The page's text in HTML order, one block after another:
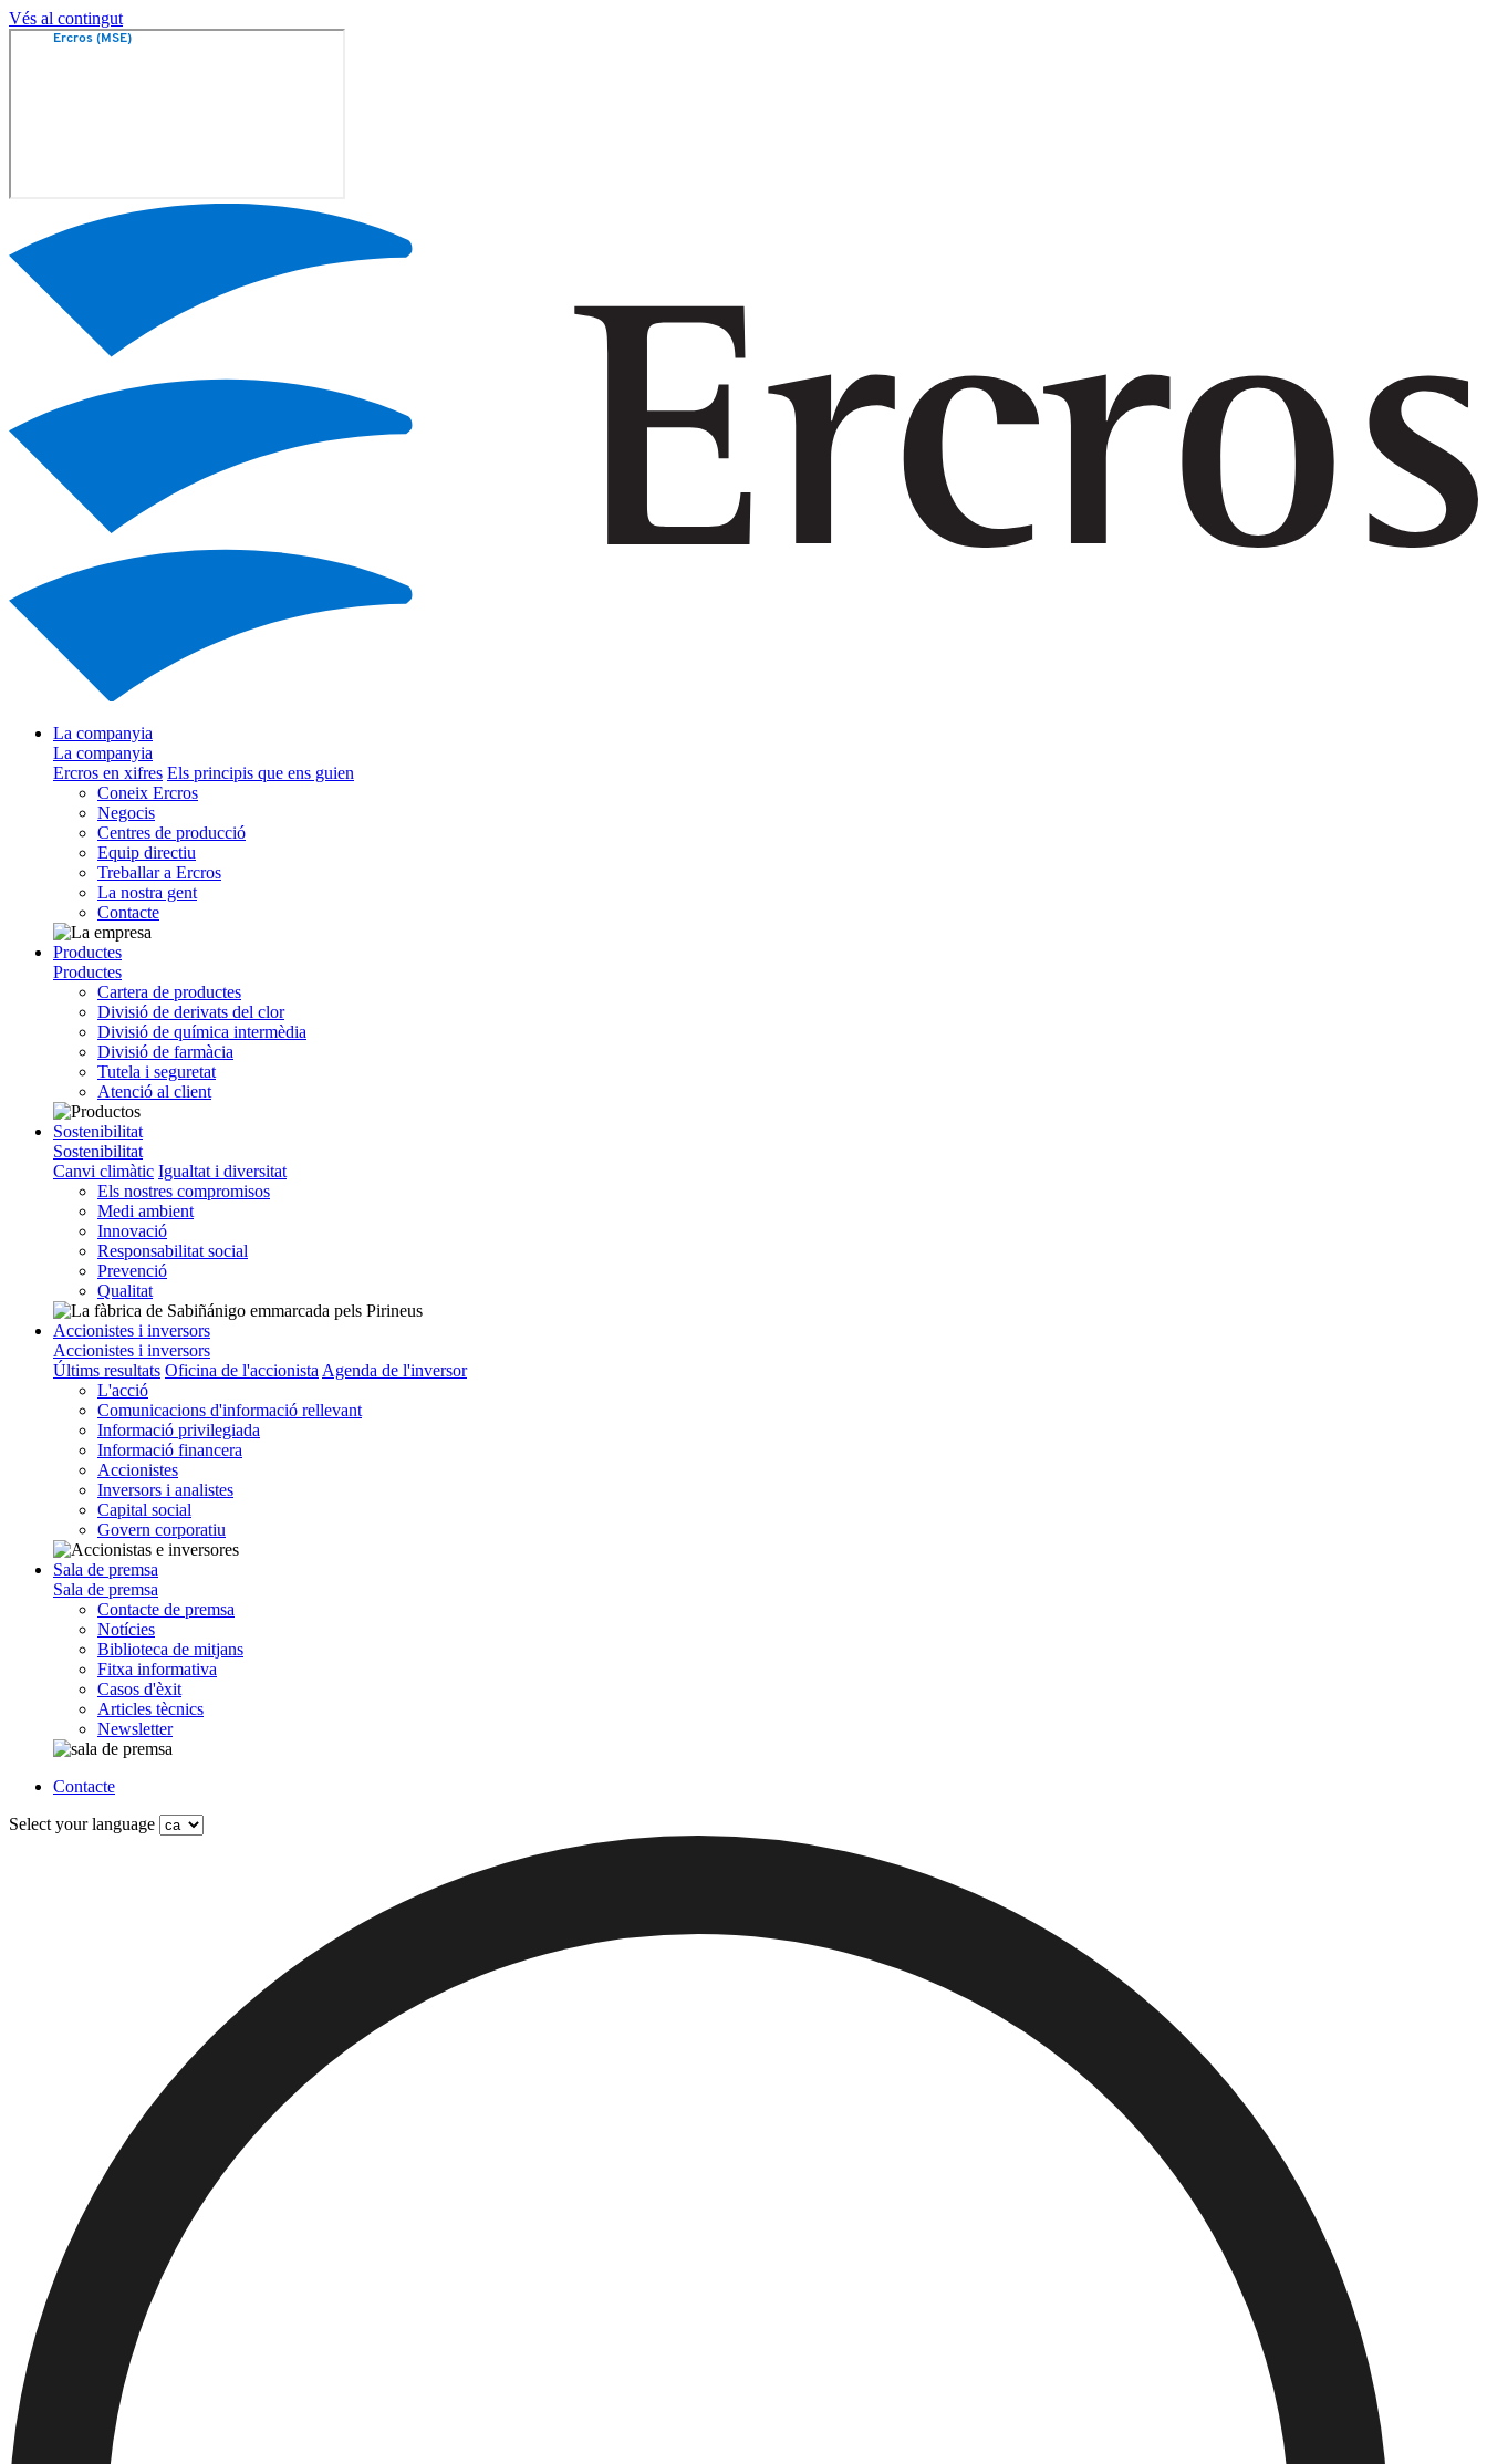
Vés al contingut
La companyia
La companyia
Ercros en xifres Els principis que ens guien
Coneix Ercros
Negocis
Centres de producció
Equip directiu
Treballar a Ercros
La nostra gent
Contacte
Productes
Productes
Cartera de productes
Divisió de derivats del clor
Divisió de química intermèdia
Divisió de farmàcia
Tutela i seguretat
Atenció al client
Sostenibilitat
Sostenibilitat
Canvi climàtic Igualtat i diversitat
Els nostres compromisos
Medi ambient
Innovació
Responsabilitat social
Prevenció
Qualitat
Accionistes i inversors
Accionistes i inversors
Últims resultats Oficina de l'accionista Agenda de l'inversor
L'acció
Comunicacions d'informació rellevant
Informació privilegiada
Informació financera
Accionistes
Inversors i analistes
Capital social
Govern corporatiu
Sala de premsa
Sala de premsa
Contacte de premsa
Notícies
Biblioteca de mitjans
Fitxa informativa
Casos d'èxit
Articles tècnics
Newsletter
Contacte
Select your language